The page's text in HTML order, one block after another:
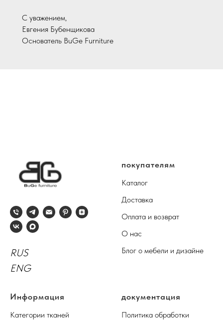
С уважением,
Евгения Бубенщикова
Основатель BuGe Furniture
RUS
ENG
покупателям
Каталог
Доставка
Оплата и возврат
О нас
Блог о мебели и дизайне
Информация
Категории тканей
документация
Политика обработки